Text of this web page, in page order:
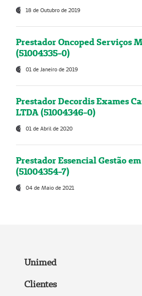
18 de Outubro de 2019
Prestador Oncoped Serviços
(51004335-0)
01 de Janeiro de 2019
Prestador Decordis Exames
LTDA (51004346-0)
01 de Abril de 2020
Prestador Essencial Gestão
(51004354-7)
04 de Maio de 2021
Unimed
Clientes